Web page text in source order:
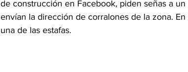
de construcción en Facebook, piden señas a
envían la dirección de corralones de la zona.
una de las estafas.